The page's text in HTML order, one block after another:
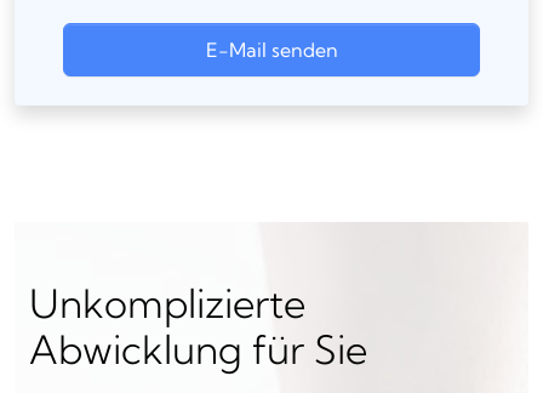
E-Mail senden
Unkomplizierte
Abwicklung für Sie